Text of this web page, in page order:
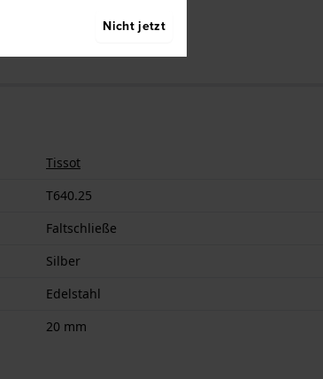
Tissot
T640.25
Faltschließe
Silber
Edelstahl
20 mm
Nicht jetzt